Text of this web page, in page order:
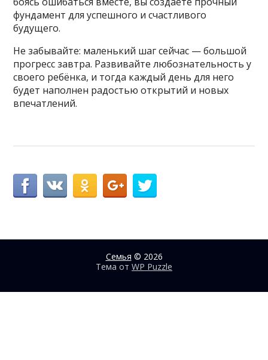
фундамент для успешного и счастливого
будущего.
Не забывайте: маленький шаг сейчас — большой
прогресс завтра. Развивайте любознательность у
своего ребёнка, и тогда каждый день для него
будет наполнен радостью открытий и новых
впечатлений.
Семья © 2026
Тема от WP Puzzle